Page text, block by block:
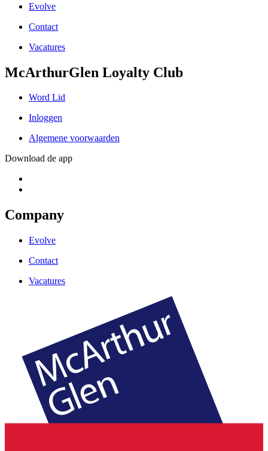
Evolve
Contact
Vacatures
McArthurGlen Loyalty Club
Word Lid
Inloggen
Algemene voorwaarden
Download de app
Company
Evolve
Contact
Vacatures